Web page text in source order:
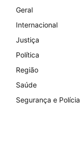
Geral
Internacional
Justiça
Política
Região
Saúde
Segurança e Polícia